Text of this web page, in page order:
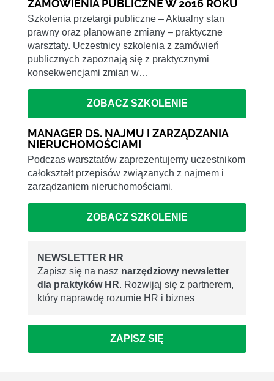
ZAMÓWIENIA PUBLICZNE W 2016 ROKU
Szkolenia przetargi publiczne – Aktualny stan
prawny oraz planowane zmiany – praktyczne
warsztaty. Uczestnicy szkolenia z zamówień
publicznych zapoznają się z praktycznymi
konsekwencjami zmian w…
ZOBACZ SZKOLENIE
MANAGER DS. NAJMU I ZARZĄDZANIA
NIERUCHOMOŚCIAMI
Podczas warsztatów zaprezentujemy uczestnikom
całokształt przepisów związanych z najmem i
zarządzaniem nieruchomościami.
ZOBACZ SZKOLENIE
NEWSLETTER HR
Zapisz się na nasz narzędziowy newsletter
dla praktyków HR. Rozwijaj się z partnerem,
który naprawdę rozumie HR i biznes
ZAPISZ SIĘ